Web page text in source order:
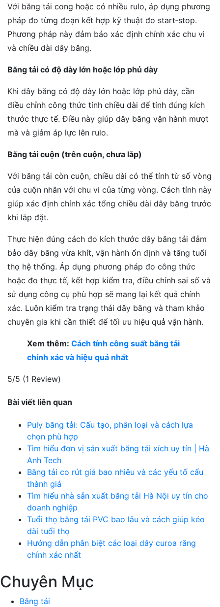
Với băng tải cong hoặc có nhiều rulo, áp dụng phương
pháp đo từng đoạn kết hợp kỹ thuật đo start‑stop.
Phương pháp này đảm bảo xác định chính xác chu vi
và chiều dài dây băng.
Băng tải có độ dày lớn hoặc lớp phủ dày
Khi dây băng có độ dày lớn hoặc lớp phủ dày, cần
điều chỉnh công thức tính chiều dài để tính đúng kích
thước thực tế. Điều này giúp dây băng vận hành mượt
mà và giảm áp lực lên rulo.
Băng tải cuộn (trên cuộn, chưa lắp)
Với băng tải còn cuộn, chiều dài có thể tính từ số vòng
của cuộn nhân với chu vi của từng vòng. Cách tính này
giúp xác định chính xác tổng chiều dài dây băng trước
khi lắp đặt.
Thực hiện đúng cách đo kích thước dây băng tải đảm
bảo dây băng vừa khít, vận hành ổn định và tăng tuổi
thọ hệ thống. Áp dụng phương pháp đo công thức
hoặc đo thực tế, kết hợp kiểm tra, điều chỉnh sai số và
sử dụng công cụ phù hợp sẽ mang lại kết quả chính
xác. Luôn kiểm tra trạng thái dây băng và tham khảo
chuyên gia khi cần thiết để tối ưu hiệu quả vận hành.
Xem thêm: Cách tính công suất băng tải
chính xác và hiệu quả nhất
5/5 (1 Review)
Bài viết liên quan
Puly băng tải: Cấu tạo, phân loại và cách lựa
chọn phù hợp
Tìm hiểu đơn vị sản xuất băng tải xích uy tín | Hà
Anh Tech
Băng tải co rút giá bao nhiêu và các yếu tố cấu
thành giá
Tìm hiểu nhà sản xuất băng tải Hà Nội uy tín cho
doanh nghiệp
Tuổi thọ băng tải PVC bao lâu và cách giúp kéo
dài tuổi thọ
Hướng dẫn phân biệt các loại dây curoa răng
chính xác nhất
Chuyên Mục
Băng tải